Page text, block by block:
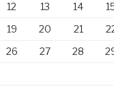
12 13 14
19 20 21
26 27 28